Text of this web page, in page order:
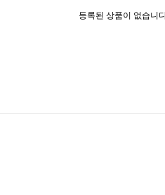
등록된 상품이 없습니